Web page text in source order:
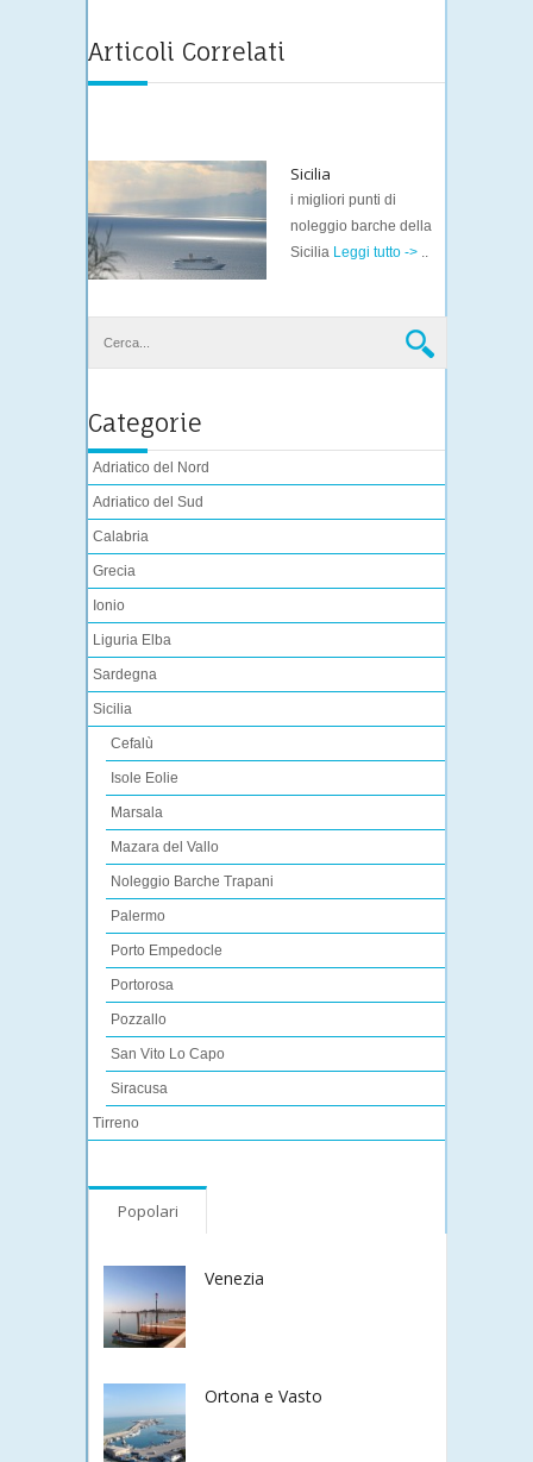
Articoli Correlati
Sicilia
i migliori punti di
noleggio barche della
Sicilia Leggi tutto -> ..
Categorie
Adriatico del Nord
Adriatico del Sud
Calabria
Grecia
Ionio
Liguria Elba
Sardegna
Sicilia
Cefalù
Isole Eolie
Marsala
Mazara del Vallo
Noleggio Barche Trapani
Palermo
Porto Empedocle
Portorosa
Pozzallo
San Vito Lo Capo
Siracusa
Tirreno
Popolari
Venezia
Ortona e Vasto